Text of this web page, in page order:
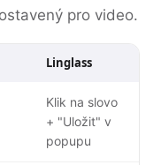
pro video.
Linglass
Klik na slovo
+ "Uložit" v
popupu